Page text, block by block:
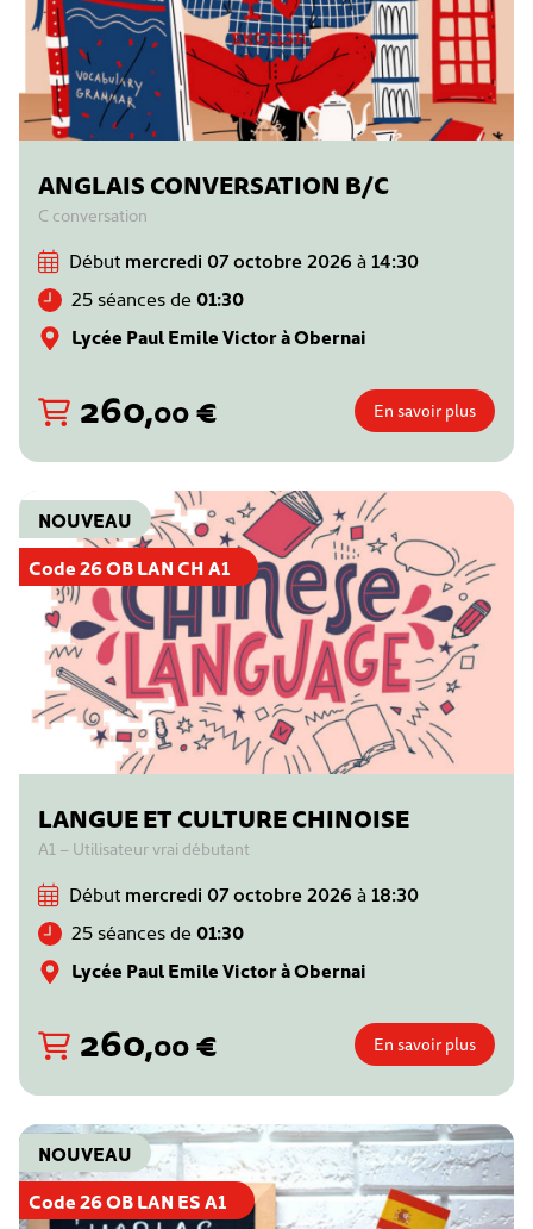
ANGLAIS CONVERSATION B/C
C conversation
Début mercredi 07 octobre 2026 à 14:30
25 séances de 01:30
Lycée Paul Emile Victor à Obernai
260,00€ En savoir plus
Code 26 OB LAN CH A1
NOUVEAU
LANGUE ET CULTURE CHINOISE
A1 – Utilisateur vrai débutant
Début mercredi 07 octobre 2026 à 18:30
25 séances de 01:30
Lycée Paul Emile Victor à Obernai
260,00€ En savoir plus
Code 26 OB LAN ES A1
NOUVEAU